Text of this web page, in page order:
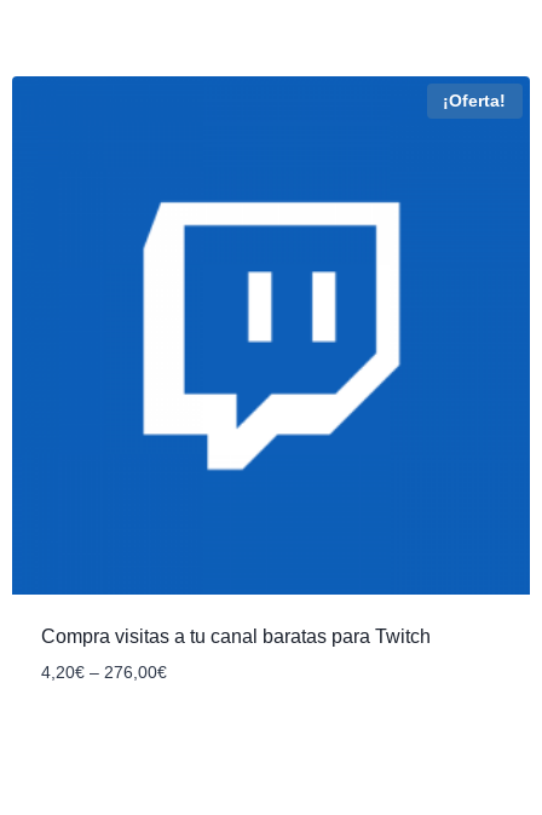
¡Oferta!
Compra visitas a tu canal baratas para Twitch
4 ,20€ – 276 ,00€